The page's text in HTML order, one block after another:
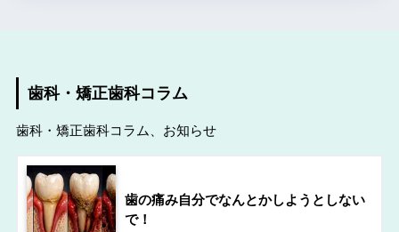
歯科・矯正歯科コラム
歯科・矯正歯科コラム、お知らせ
歯の痛み自分でなんとかしようとしない
で！